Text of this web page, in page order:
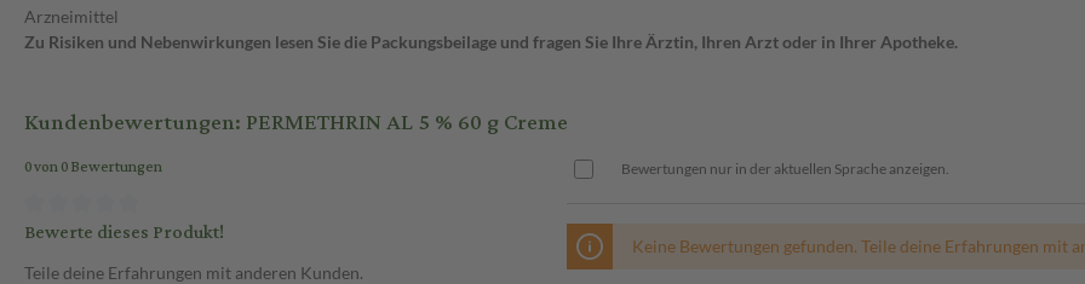
Arzneimittel
Zu Risiken und Nebenwirkungen lesen Sie die Packungsbeilage und fragen Sie Ihre Ärztin, Ihren Arzt oder in Ihrer Apotheke.
Kundenbewertungen: PERMETHRIN AL 5 % 60 g Creme
0 von 0 Bewertungen
Bewerte dieses Produkt!
Teile deine Erfahrungen mit anderen Kunden.
Bewertungen nur in der aktuellen Sprache anzeigen.
Keine Bewertungen gefunden. Teile deine Erfahrungen mit